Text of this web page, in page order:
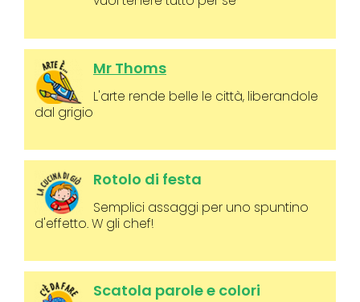
Mr Thoms
L'arte rende belle le città, liberandole
dal grigio
Rotolo di festa
Semplici assaggi per uno spuntino
d'effetto. W gli chef!
Scatola parole e colori